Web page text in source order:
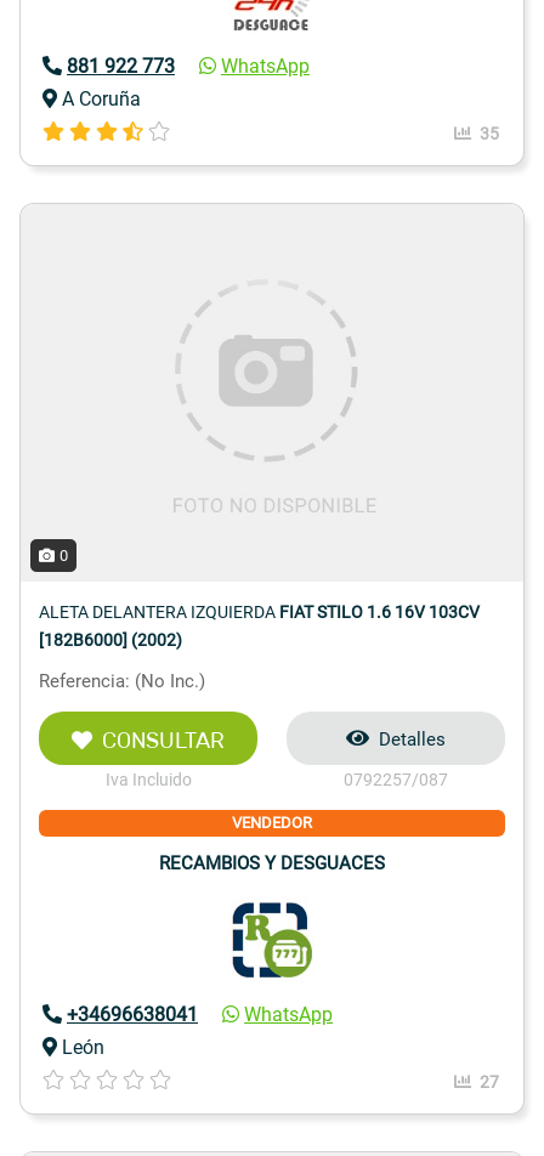
881 922 773
WhatsApp
A Coruña
35
0
ALETA DELANTERA IZQUIERDA FIAT STILO 1.6 16V 103CV
[182B6000] (2002)
Referencia: (No Inc.)
CONSULTAR
Iva Incluido
Detalles
0792257/087
VENDEDOR
RECAMBIOS Y DESGUACES
+34696638041
WhatsApp
León
27